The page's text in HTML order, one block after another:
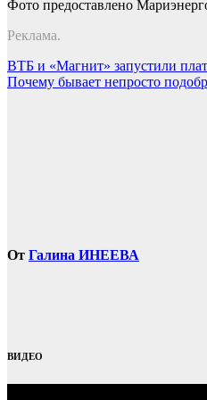
Фото предоставлено
Реклама.
Навигация
по
ВТБ и «Магнит» запустили
Почему бывает непросто
От Галина ИНЕЕВА
ВИДЕО